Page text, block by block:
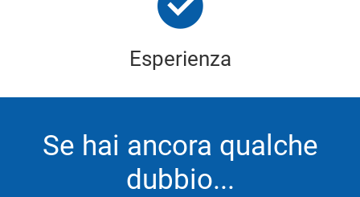
Esperienza
Se hai ancora qualche
dubbio...